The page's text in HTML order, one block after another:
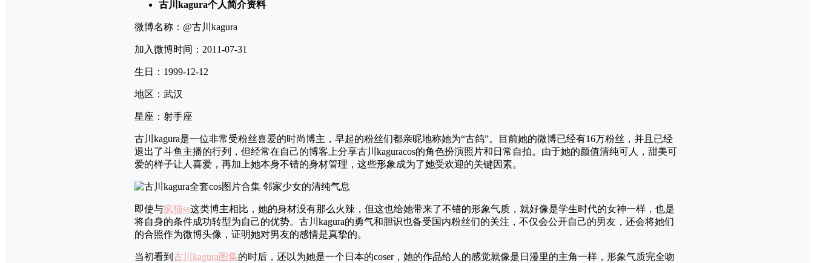
古川kagura个人简介资料
微博名称：@古川kagura
加入微博时间：2011-07-31
生日：1999-12-12
地区：武汉
星座：射手座
古川kagura是一位非常受粉丝喜爱的时尚博主，早起的粉丝们都亲昵地称她为“古鸽”。目前她的微博已经有16万粉丝，并且已经
退出了斗鱼主播的行列，但经常在自己的博客上分享古川kaguracos的角色扮演照片和日常自拍。由于她的颜值清纯可人，甜美可
爱的样子让人喜爱，再加上她本身不错的身材管理，这些形象成为了她受欢迎的关键因素。
即使与疯猫ss这类博主相比，她的身材没有那么火辣，但这也给她带来了不错的形象气质，就好像是学生时代的女神一样，也是
将自身的条件成功转型为自己的优势。古川kagura的勇气和胆识也备受国内粉丝们的关注，不仅会公开自己的男友，还会将她们
的合照作为微博头像，证明她对男友的感情是真挚的。
当初看到 古川kagura图集的时后，还以为她是一个日本的coser，她的作品给人的感觉就像是日漫里的主角一样，形象气质完全吻